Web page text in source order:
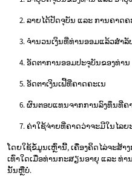
ລາຍໄດ້ປັດຈຸບັນ ແລະ ການຄາດຄ
ຈຳນວນເງິນທີ່ທ່ານອອມແລ້ວສຳ
ອັດຕາການອອມປະຈຸບັນຂອງທ່ານ
ອັດຕາເງິນເຟີ້ທີ່ຄາດຄະເນ
ຜົນຕອບແທນຈາກການລົງທຶນທີ່ຄ
ຄ່າໃຊ້ຈ່າຍທີ່ຄາດວ່າຈະມີໃນໄລ
ໂດຍໃຊ້ຂໍ້ມູນເຫຼົ່ານີ້, ເຄື່ອງຄິດໄລ່ຈະສ້າ
ເທົ່າໃດເມື່ອທ່ານກະສຽນອາຍຸ ແລະ ທ່
ນັ້ນຫຼືບໍ່.